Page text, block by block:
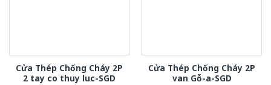
Cửa Thép Chống Cháy 2P
2 tay co thuy luc-SGD
Cửa Thép Chống Cháy 2P
van Gỗ-a-SGD